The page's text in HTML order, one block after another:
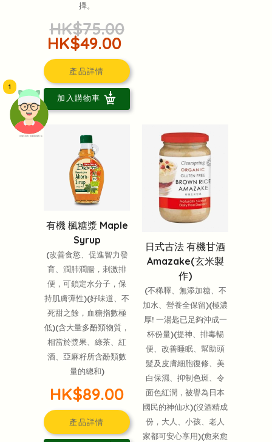
頭像生成器: 快樂家庭網上店
1
擇。
HK$75.00
HK$49.00
產品詳情
加入購物車
有機 楓糖漿 Maple
Syrup
(改善食慾、促進智力發
育、潤肺潤腸，刺激排
便，可鎖定水分子，保
持肌膚彈性)(好味道、不
死甜之餘，血糖指數極
低)(含大量多酚類物質，
相當於漿果、綠茶、紅
酒、亞麻籽所含酚類數
量的總和)
HK$89.00
產品詳情
日式古法 有機甘酒
Amazake(玄米製
作)
(不稀釋、無添加糖、不
加水、營養全保留)(極濃
厚! 一湯匙已足夠沖成一
杯份量)(提神、排毒暢
便、改善睡眠、幫助頭
髮及皮膚細胞復修、美
白保濕、抑制色斑、令
面色紅潤，被譽為日本
國民的神仙水)(沒酒精成
份，大人、小孩、老人
家都可安心享用)(愈來愈